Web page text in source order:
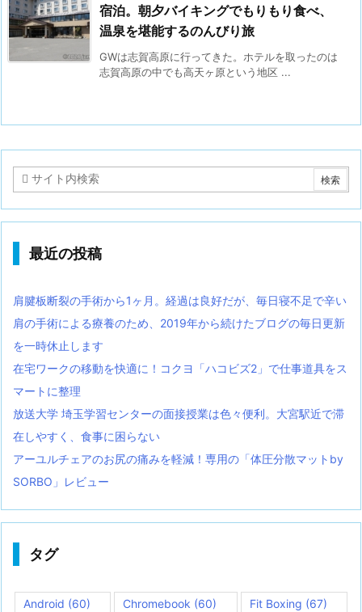
宿泊。朝夕バイキングでもりもり食べ、
温泉を堪能するのんびり旅
GWは志賀高原に行ってきた。ホテルを取ったのは
志賀高原の中でも高天ヶ原という地区 ...
最近の投稿
肩腱板断裂の手術から1ヶ月。経過は良好だが、毎日寝不足で辛い
肩の手術による療養のため、2019年から続けたブログの毎日更新
を一時休止します
在宅ワークの移動を快適に！コクヨ「ハコビズ2」で仕事道具をス
マートに整理
放送大学 埼玉学習センターの面接授業は色々便利。大宮駅近で滞
在しやすく、食事に困らない
アーユルチェアのお尻の痛みを軽減！専用の「体圧分散マットby
SORBO」レビュー
タグ
Android (60) Chromebook (60) Fit Boxing (67)